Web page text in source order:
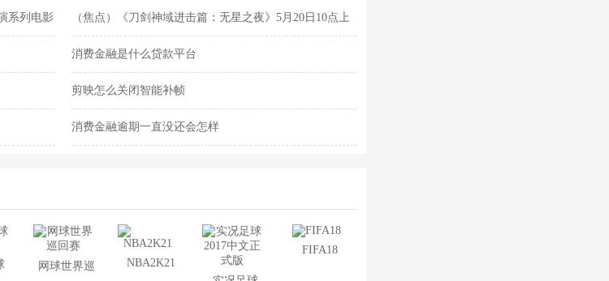
系列电影 （焦点）《刀剑神域进击篇：无星之夜》5月20日10点上
线B站
消费金融是什么贷款平台
剪映怎么关闭智能补帧
消费金融逾期一直没还会怎样
网球世界巡
NBA2K21
FIFA18